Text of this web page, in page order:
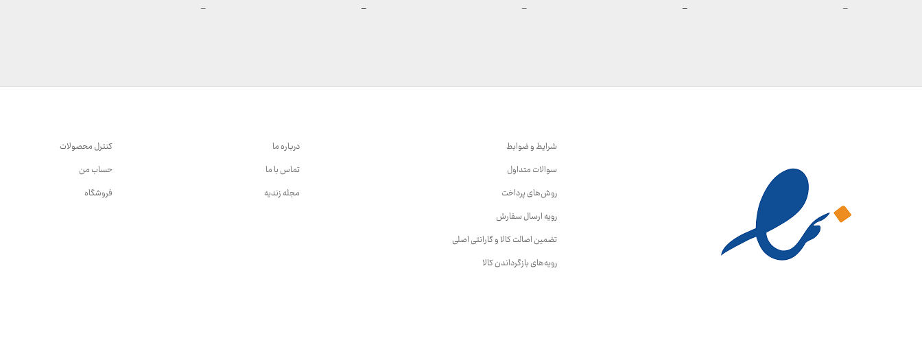
–محدوده –محدوده –محدوده –محدوده –محدوده
شرایط و ضوابط
سوالات متداول
روش‌های پرداخت
رویه ارسال سفارش
تضمین اصالت کالا و گارانتی اصلی
رویه‌های بازگرداندن کالا
درباره ما
تماس با ما
مجله زندیه
کنترل محصولات
حساب من
فروشگاه